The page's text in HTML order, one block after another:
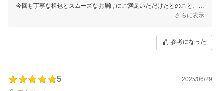
今回も丁寧な梱包とスムーズなお届けにご満足いただけたとのこと、大
このたびもご利用いただき、誠にありがとうございました！
さらに表示
参考になった
5
2025/06/29